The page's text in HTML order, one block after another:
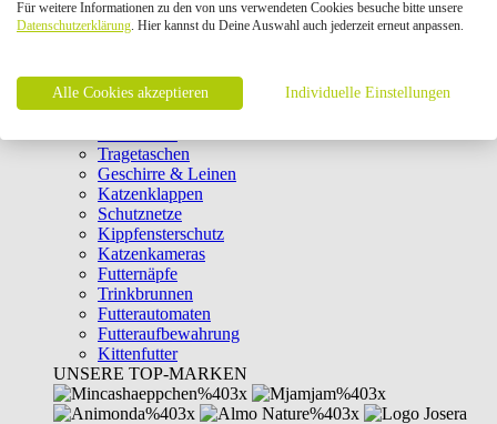
Intelligenzspielzeug
Laserpointer & Elektrospielzeug
Clicker & Target Sticks für Katzen
Weiteres Katzenspielzeug
Transportboxen
Tragetaschen
Geschirre & Leinen
Katzenklappen
Schutznetze
Kippfensterschutz
Katzenkameras
Futternäpfe
Trinkbrunnen
Futterautomaten
Futteraufbewahrung
Kittenfutter
UNSERE TOP-MARKEN
Für weitere Informationen zu den von uns verwendeten Cookies besuche bitte unsere
Datenschutzerklärung. Hier kannst du Deine Auswahl auch jederzeit erneut anpassen.
Alle Cookies akzeptieren Individuelle Einstellungen